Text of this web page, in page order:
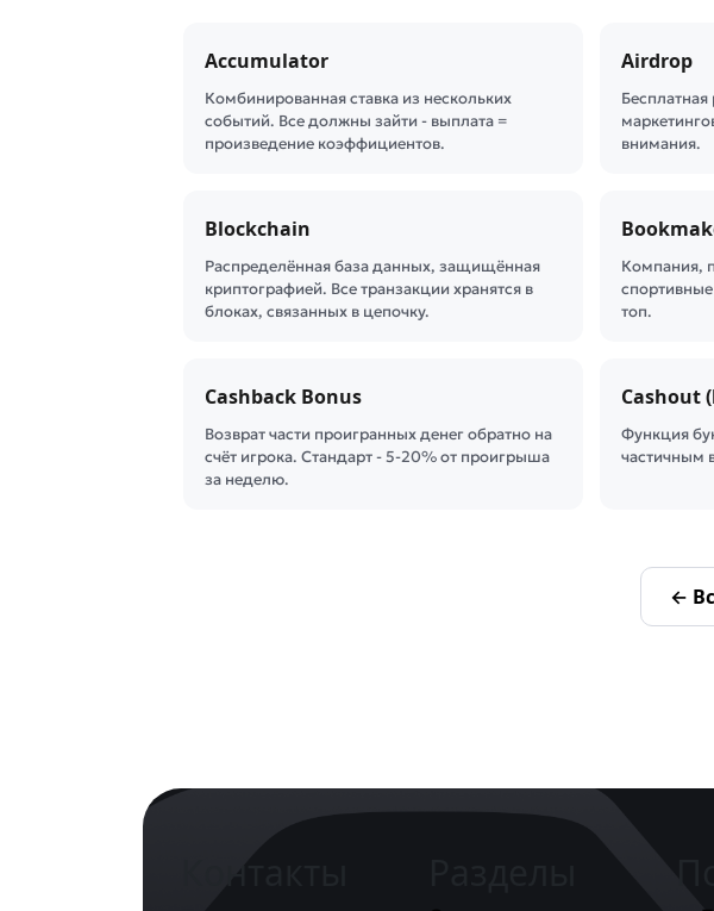
Accumulator
Комбинированная ставка из нескольких
событий. Все должны зайти - выплата =
произведение коэффициентов.
Airdrop
внимания.
Blockchain
Распределённая база данных, защищённая
криптографией. Все транзакции хранятся в
блоках, связанных в цепочку.
Компания,
топ.
Cashback Bonus
Возврат части проигранных денег обратно на
счёт игрока. Стандарт - 5-20% от проигрыша
за неделю.
Cashout
Функция
частичным
←